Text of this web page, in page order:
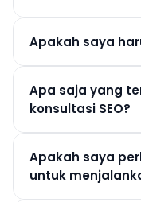
Apakah saya
Apa saja yang
konsultasi SEO?
Apakah saya
untuk